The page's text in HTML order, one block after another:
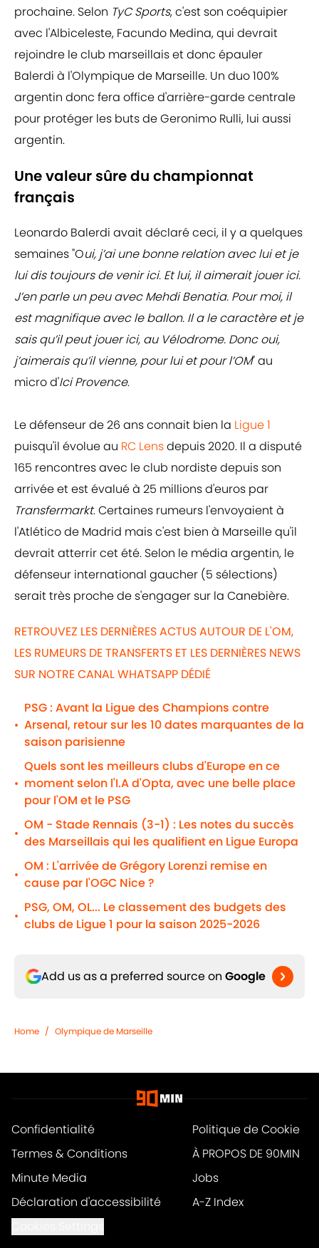
prochaine. Selon TyC Sports, c'est son coéquipier
avec l'Albiceleste, Facundo Medina, qui devrait
rejoindre le club marseillais et donc épauler
Balerdi à l'Olympique de Marseille. Un duo 100%
argentin donc fera office d'arrière-garde centrale
pour protéger les buts de Geronimo Rulli, lui aussi
argentin.
Une valeur sûre du championnat
français
Leonardo Balerdi avait déclaré ceci, il y a quelques
semaines "Oui, j’ai une bonne relation avec lui et je
lui dis toujours de venir ici. Et lui, il aimerait jouer ici.
J’en parle un peu avec Mehdi Benatia. Pour moi, il
est magnifique avec le ballon. Il a le caractère et je
sais qu’il peut jouer ici, au Vélodrome. Donc oui,
j’aimerais qu’il vienne, pour lui et pour l’OM" au
micro d'Ici Provence.
Le défenseur de 26 ans connait bien la Ligue 1
puisqu'il évolue au RC Lensdepuis 2020. Il a disputé
165 rencontres avec le club nordiste depuis son
arrivée et est évalué à 25 millions d'euros par
Transfermarkt. Certaines rumeurs l'envoyaient à
l'Atlético de Madrid mais c'est bien à Marseille qu'il
devrait atterrir cet été. Selon le média argentin, le
défenseur international gaucher (5 sélections)
serait très proche de s'engager sur la Canebière.
RETROUVEZ LES DERNIÈRES ACTUS AUTOUR DE L'OM,
LES RUMEURS DE TRANSFERTS ET LES DERNIÈRES NEWS
SUR NOTRE CANAL WHATSAPP DÉDIÉ
•
PSG : Avant la Ligue des Champions contre
Arsenal, retour sur les 10 dates marquantes de la
saison parisienne
•
Quels sont les meilleurs clubs d'Europe en ce
moment selon l'I.A d'Opta, avec une belle place
pour l'OM et le PSG
•
OM - Stade Rennais (3-1) : Les notes du succès
des Marseillais qui les qualifient en Ligue Europa
•
OM : L'arrivée de Grégory Lorenzi remise en
cause par l'OGC Nice ?
•
PSG, OM, OL... Le classement des budgets des
clubs de Ligue 1 pour la saison 2025-2026
Add us as a preferred source on Google
Home / Olympique de Marseille
Confidentialité
Politique de Cookie
Termes & Conditions
À PROPOS DE 90MIN
Minute Media
Jobs
Déclaration d'accessibilité
A-Z Index